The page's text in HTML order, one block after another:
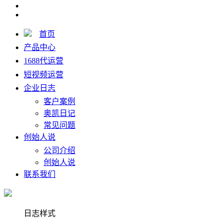
首页
产品中心
1688代运营
短视频运营
企业日志
客户案例
奥凯日记
常见问题
创始人说
公司介绍
创始人说
联系我们
日志样式